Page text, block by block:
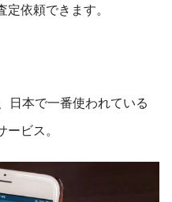
依頼できます。
日本で一番使われている
ービス。